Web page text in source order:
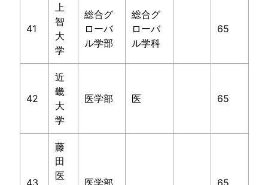
41
上
智
大
学
総合グ
ローバ
ル学部
総合グ
ローバ
ル学科
65
42
近
畿
大
学
医学部 医 65
43
藤
田
医
医学部 65